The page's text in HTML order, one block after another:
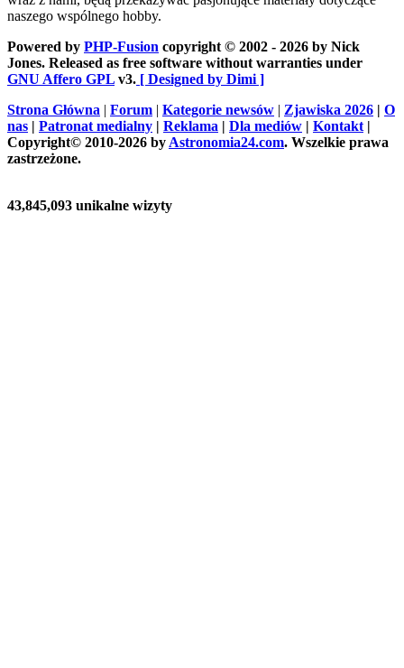
naszego wspólnego hobby.
Powered by PHP-Fusion copyright © 2002 - 2026 by Nick
Jones. Released as free software without warranties under
GNU Affero GPL v3. [ Designed by Dimi ]
Strona Główna | Forum | Kategorie newsów | Zjawiska 2026 | O
nas | Patronat medialny | Reklama | Dla mediów | Kontakt |
Copyright© 2010-2026 by Astronomia24.com. Wszelkie prawa
zastrzeżone.
43,845,093 unikalne wizyty